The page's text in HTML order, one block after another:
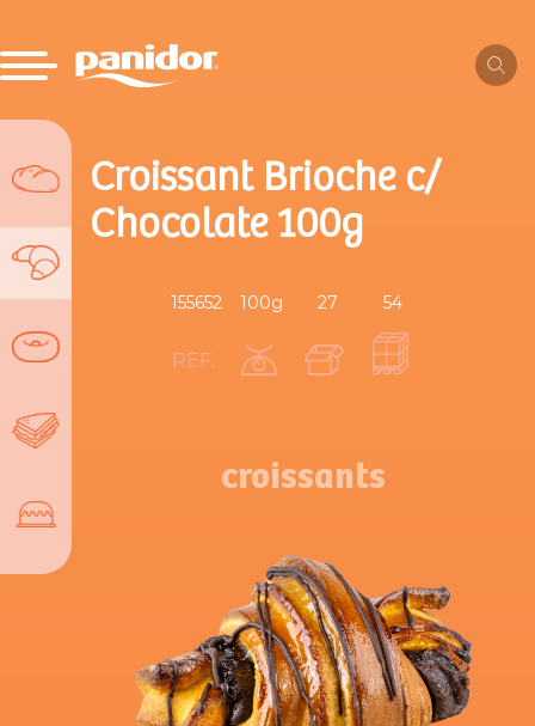
Croissant Brioche c/
Chocolate 100g
REF.
155652 100g 27 54
croissants